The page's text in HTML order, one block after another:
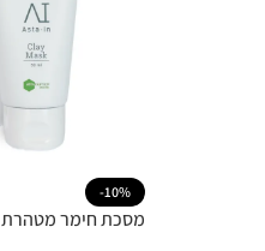
-10%
מסכת חימר מטהרת